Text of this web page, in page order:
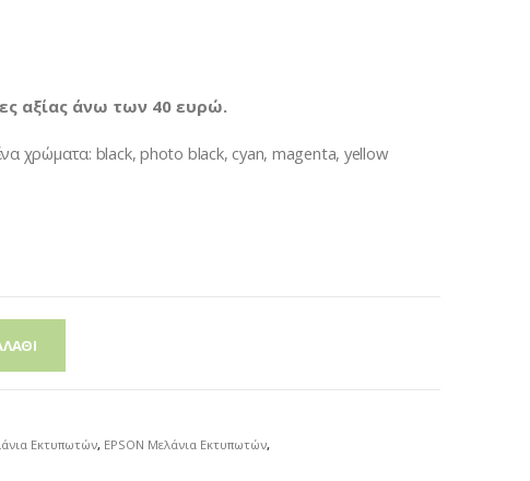
αξίας άνω των 40 ευρώ.
χρώματα: black, photo black, cyan, magenta, yellow
Εκτυπωτών, EPSON Μελάνια Εκτυπωτών,